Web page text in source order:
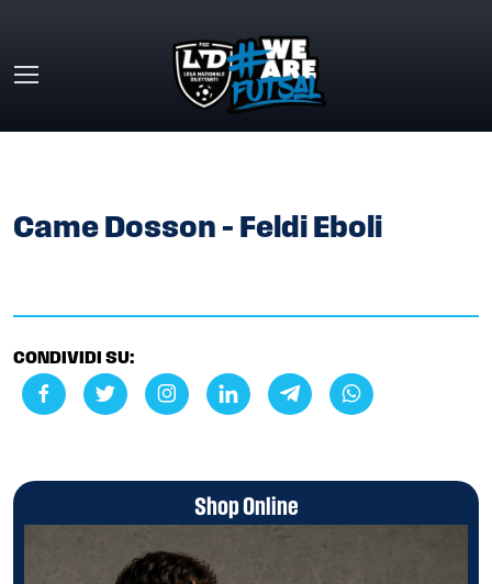
Came Dosson – Feldi Eboli
CONDIVIDI SU:
Shop Online